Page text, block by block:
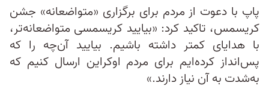
پاپ با دعوت از مردم برای برگزاری «متواضعانه» جشن
کریسمس، تاکید کرد: «بیایید کریسمسی متواضعانه‌تر،
با هدایای کمتر داشته باشیم. بیایید آن‌چه را که
پس‌انداز کرده‌ایم برای مردم اوکراین ارسال کنیم که
به‌شدت به آن نیاز دارند.»